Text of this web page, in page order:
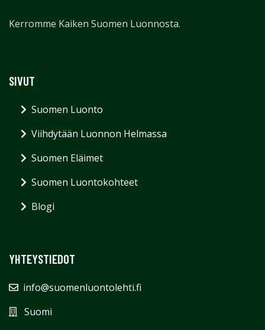
Kerromme Kaiken Suomen Luonnosta.
SIVUT
Suomen Luonto
Viihdytään Luonnon Helmassa
Suomen Eläimet
Suomen Luontokohteet
Blogi
YHTEYSTIEDOT
info@suomenluontolehti.fi
Suomi